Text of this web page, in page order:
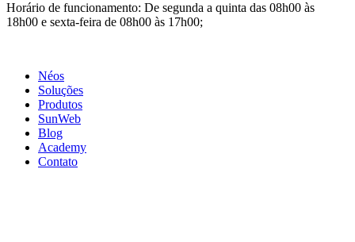
Horário de funcionamento: De segunda a quinta das 08h00 às
18h00 e sexta-feira de 08h00 às 17h00;
Néos
Soluções
Produtos
SunWeb
Blog
Academy
Contato